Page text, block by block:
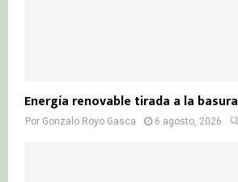
Energía renovable tirada a la basura
Por Gonzalo Royo Gasca 6 agosto, 2026